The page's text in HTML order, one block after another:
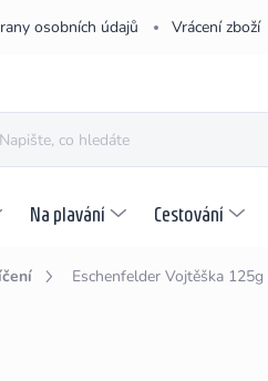
osobních údajů Vrácení zboží
Na plavání Cestování
Eschenfelder Vojtěška 125g